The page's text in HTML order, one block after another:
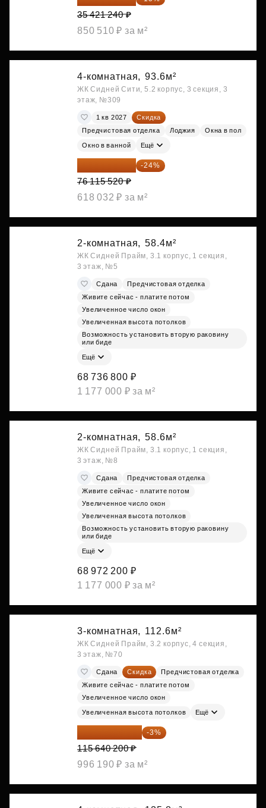
35 421 240 ₽
850 510 ₽ за м²
4-комнатная, 93.6м²
ЖК Сидней Сити, 5.2 корпус, 3 секция, 3
этаж, №309
1 кв 2027
Скидка
Предчистовая отделка
Лоджия Окна в пол
Окно в ванной Ещё
57 847 795 ₽ -24%
76 115 520 ₽
618 032 ₽ за м²
2-комнатная, 58.4м²
ЖК Сидней Прайм, 3.1 корпус, 1 секция,
3 этаж, №5
Сдана
Предчистовая отделка
Живите сейчас - платите потом
Увеличенное число окон
Увеличенная высота потолков
Возможность установить вторую раковину
или биде
Ещё
68 736 800 ₽
1 177 000 ₽ за м²
2-комнатная, 58.6м²
ЖК Сидней Прайм, 3.1 корпус, 1 секция,
3 этаж, №8
Сдана
Предчистовая отделка
Живите сейчас - платите потом
Увеличенное число окон
Увеличенная высота потолков
Возможность установить вторую раковину
или биде
Ещё
68 972 200 ₽
1 177 000 ₽ за м²
3-комнатная, 112.6м²
ЖК Сидней Прайм, 3.2 корпус, 4 секция,
3 этаж, №70
Сдана Скидка
Предчистовая отделка
Живите сейчас - платите потом
Увеличенное число окон
Увеличенная высота потолков Ещё
112 170 994 ₽ -3%
115 640 200 ₽
996 190 ₽ за м²